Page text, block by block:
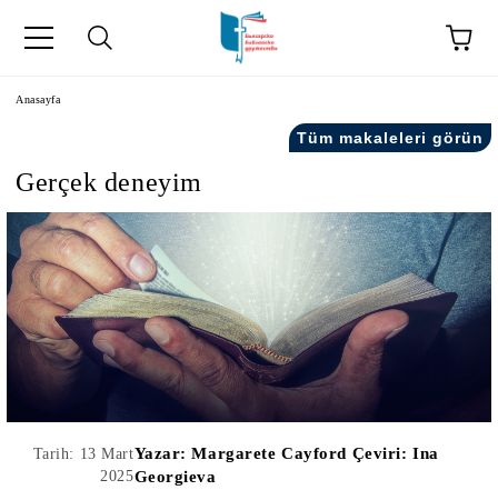
на турски.
Anasayfa
Tüm makaleleri görün
Gerçek deneyim
Tarih: 13 Mart
2025
Yazar: Margarete Cayford Çeviri: Ina
Georgieva